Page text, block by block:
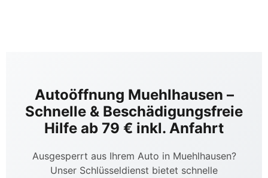
Autoöffnung Muehlhausen –
Schnelle & Beschädigungsfreie
Hilfe ab 79 € inkl. Anfahrt
Ausgesperrt aus Ihrem Auto in Muehlhausen?
Unser Schlüsseldienst bietet schnelle